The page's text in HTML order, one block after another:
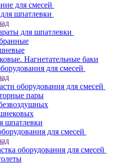
для смесей
шпатлевки
для шпатлевки
Нагнетательные баки
для смесей
оборудования для смесей
пары
шпатлевки
для смесей
оборудования для смесей